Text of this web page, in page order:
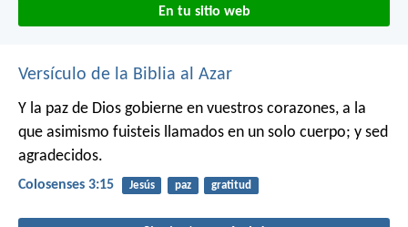
En tu sitio web
Versículo de la Biblia al Azar
Y la paz de Dios gobierne en vuestros corazones, a la
que asimismo fuisteis llamados en un solo cuerpo; y sed
agradecidos.
Colosenses 3:15 Jesús paz gratitud